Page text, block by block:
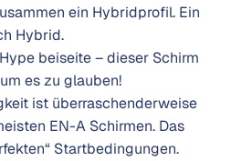
ein Hybridprofil. Ein
Hybrid.
beiseite – dieser Schirm
es zu glauben!
ist überraschenderweise
EN-A Schirmen. Das
Startbedingungen.